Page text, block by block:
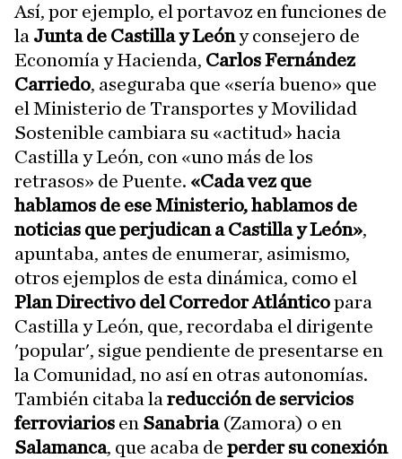
Así, por ejemplo, el portavoz en funciones de
la Junta de Castilla y Leóny consejero de
Economía y Hacienda, Carlos Fernández
Carriedo, aseguraba que «sería bueno» que
el Ministerio de Transportes y Movilidad
Sostenible cambiara su «actitud» hacia
Castilla y León, con «uno más de los
retrasos» de Puente. «Cada vez que
hablamos de ese Ministerio, hablamos de
noticias que perjudican a Castilla y León»,
apuntaba, antes de enumerar, asimismo,
otros ejemplos de esta dinámica, como el
Plan Directivo del Corredor Atlánticopara
Castilla y León, que, recordaba el dirigente
'popular', sigue pendiente de presentarse en
la Comunidad, no así en otras autonomías.
También citaba lareducción de servicios
ferroviarios en Sanabria (Zamora) o en
Salamanca, que acaba de perder su conexión